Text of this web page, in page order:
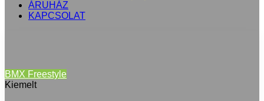
ÁRUHÁZ
KAPCSOLAT
BMX Freestyle
Kiemelt